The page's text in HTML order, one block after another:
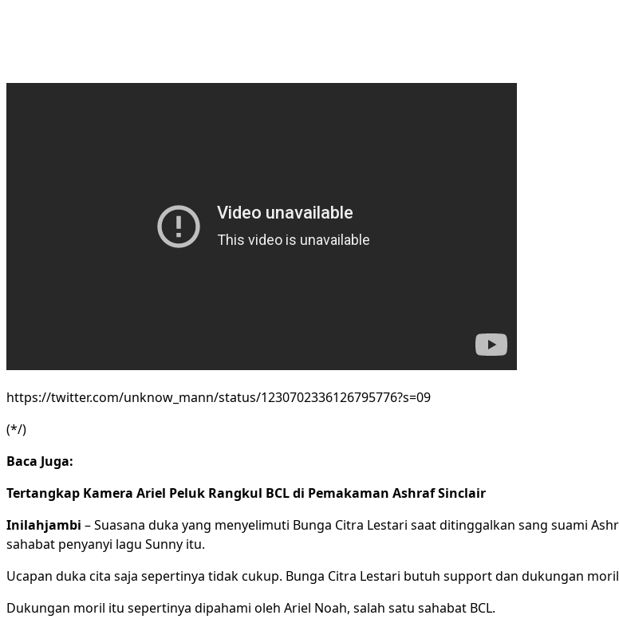
https://twitter.com/unknow_mann/status/1230702336126795776?s=09
(*/)
Baca Juga:
Tertangkap Kamera Ariel Peluk Rangkul BCL di Pemakaman Ashraf Sinclair
Inilahjambi – Suasana duka yang menyelimuti Bunga Citra Lestari saat ditinggalkan sang suami
sahabat penyanyi lagu Sunny itu.
Ucapan duka cita saja sepertinya tidak cukup. Bunga Citra Lestari butuh support dan dukungan
Dukungan moril itu sepertinya dipahami oleh Ariel Noah, salah satu sahabat BCL.